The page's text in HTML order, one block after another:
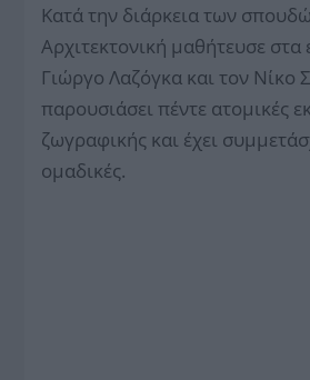
Κατά την διάρκεια των
Αρχιτεκτονική μαθήτευσε στα
Γιώργο Λαζόγκα και τον Νίκο
παρουσιάσει πέντε ατομικές
ζωγραφικής και έχει
ομαδικές.